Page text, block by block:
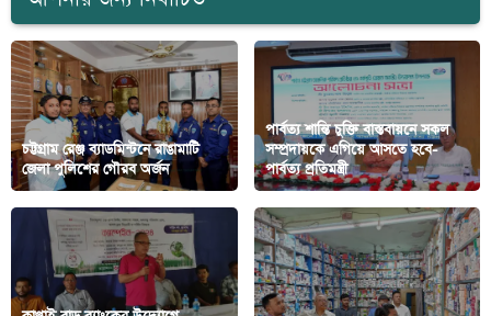
চট্টগ্রাম রেঞ্জ ব্যাডমিন্টনে রাঙামাটি
জেলা পুলিশের গৌরব অর্জন
পার্বত্য শান্তি চুক্তি বাস্তবায়নে সকল
সম্প্রদায়কে এগিয়ে আসতে হবে-
পার্বত্য প্রতিমন্ত্রী